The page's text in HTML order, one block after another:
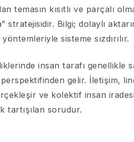
temasın kısıtlı ve parçalı
stratejisidir. Bilgi; dolaylı
sisteme sızdırılır.
insan tarafı genellikle
gelir. İletişim,
ve kolektif insan
tartışılan sorudur.